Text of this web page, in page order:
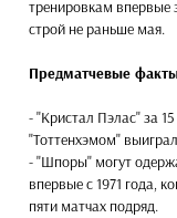
тренировкам впервые
строй не раньше мая.
Предматчевые
- "Кристал Пэлас" за
"Тоттенхэмом"
- "Шпоры" могут
впервые с 1971 года,
пяти матчах подряд.